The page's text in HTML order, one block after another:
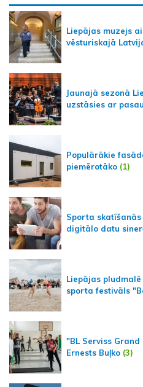
Liepājas muzejs
vēsturiskajā
Jaunajā sezonā
uzstāsies ar
Populārākie
piemērotāko (1)
Sporta
digitālo datu
Liepājas
sporta festivāls
"BL Serviss
Ernests Buļko (3)